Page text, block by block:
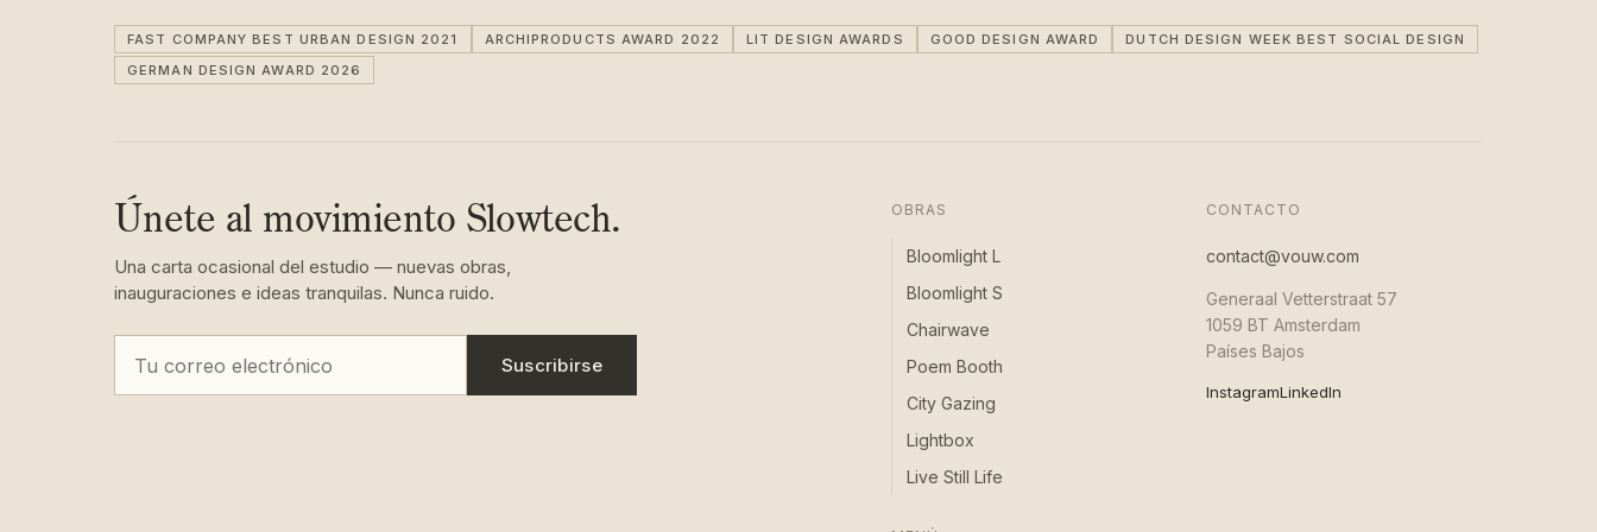
FAST COMPANY BEST URBAN DESIGN 2021 ARCHIPRODUCTS AWARD 2022 LIT DESIGN AWARDS GOOD DESIGN AWARD
DUTCH DESIGN WEEK BEST SOCIAL DESIGN
GERMAN DESIGN AWARD 2026
Únete al movimiento Slowtech.
Una carta ocasional del estudio — nuevas obras,
inauguraciones e ideas tranquilas. Nunca ruido.
Suscribirse
OBRAS
Bloomlight L
Bloomlight S
Chairwave
Poem Booth
City Gazing
Lightbox
Live Still Life
CONTACTO
contact@vouw.com
Generaal Vetterstraat 57
1059 BT Amsterdam
Países Bajos
InstagramLinkedIn